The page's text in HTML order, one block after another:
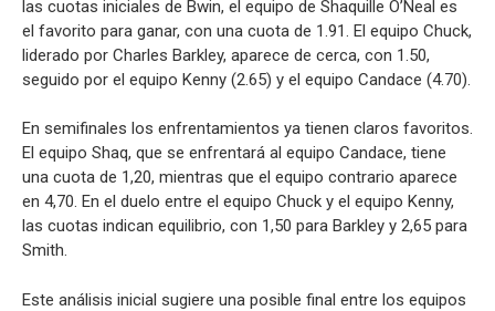
las cuotas iniciales de Bwin, el equipo de Shaquille O’Neal es
el favorito para ganar, con una cuota de 1.91. El equipo Chuck,
liderado por Charles Barkley, aparece de cerca, con 1.50,
seguido por el equipo Kenny (2.65) y el equipo Candace (4.70).
En semifinales los enfrentamientos ya tienen claros favoritos.
El equipo Shaq, que se enfrentará al equipo Candace, tiene
una cuota de 1,20, mientras que el equipo contrario aparece
en 4,70. En el duelo entre el equipo Chuck y el equipo Kenny,
las cuotas indican equilibrio, con 1,50 para Barkley y 2,65 para
Smith.
Este análisis inicial sugiere una posible final entre los equipos